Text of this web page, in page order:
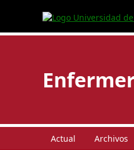
Actual Archivos